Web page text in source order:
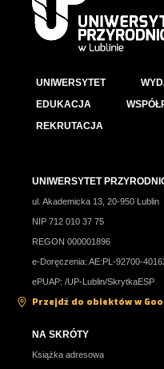
UNIWERSYTET
EDUKACJA
REKRUTACJA
UNIWERSYTET
ul. Akademicka 13, 20-950 Lublin
NIP 712 010 37 75
REGON 000001896
e-Doręczenia: AE:PL-92700-
ePUAP: /UP-Lublin/SkrytkaESP
Przejdź do obiektów w
NA SKRÓTY
Książka adresowa